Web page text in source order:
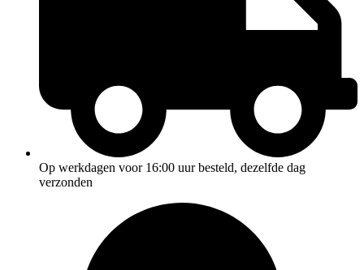
Op werkdagen voor 16:00 uur besteld, dezelfde dag
verzonden